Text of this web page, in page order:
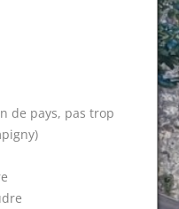
de pays, pas trop